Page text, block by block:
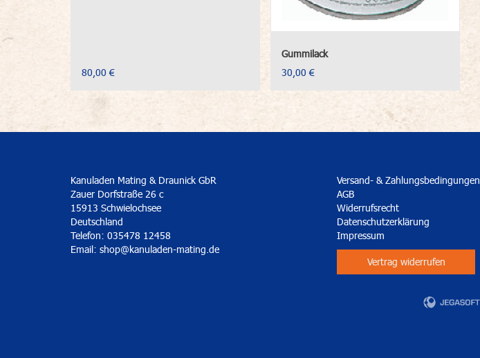
80,00 €
Gummilack
30,00 €
Kanuladen Mating & Draunick GbR
Zauer Dorfstraße 26 c
15913 Schwielochsee
Deutschland
Telefon: 035478 12458
Email: shop@kanuladen-mating.de
Versand- & Zahlungsbedingungen
AGB
Widerrufsrecht
Datenschutzerklärung
Impressum
Vertrag widerrufen